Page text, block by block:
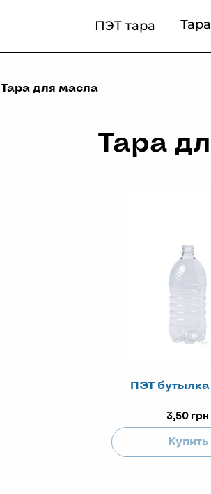
ПЭТ тара
Тара для масла
Тара
ПЭТ
3,50 грн
Купить